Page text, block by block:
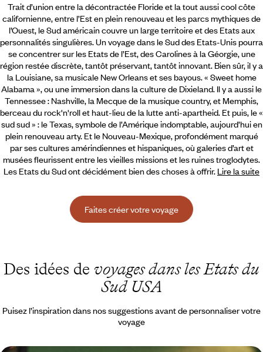
Trait d’union entre la décontractée Floride et la tout aussi cool côte
californienne, entre l’Est en plein renouveau et les parcs mythiques de
l’Ouest, le Sud américain couvre un large territoire et des Etats aux
personnalités singulières. Un voyage dans le Sud des Etats-Unis pourra
se concentrer sur les Etats de l’Est, des Carolines à la Géorgie, une
région restée discrète, tantôt préservant, tantôt innovant. Bien sûr, il y a
la Louisiane, sa musicale New Orleans et ses bayous. « Sweet home
Alabama », ou une immersion dans la culture de Dixieland. Il y a aussi le
Tennessee : Nashville, la Mecque de la musique country,et Memphis,
berceau du rock'n'roll et haut-lieu de la lutte anti-apartheid. Et puis, le «
sud sud » : le Texas, symbole de l’Amérique indomptable, aujourd’hui en
plein renouveau arty. Et le Nouveau-Mexique, profondément marqué
par ses cultures amérindiennes et hispaniques, où galeries d’art et
musées fleurissent entre les vieilles missions et les ruines troglodytes.
Les Etats du Sud ont décidément bien des choses à offrir. Lire la suite
Faites créer votre voyage
Des idées de voyages dans les Etats du
Sud USA
Puisez l’inspiration dans nos suggestions avant de personnaliser votre
voyage